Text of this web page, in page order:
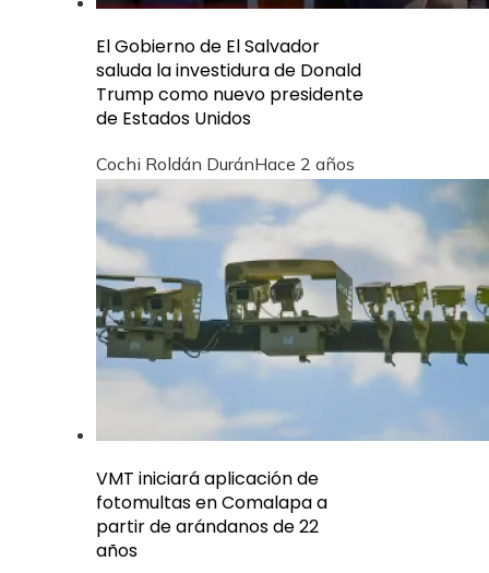
El Gobierno de El Salvador
saluda la investidura de Donald
Trump como nuevo presidente
de Estados Unidos
Cochi Roldán DuránHace 2 años
VMT iniciará aplicación de
fotomultas en Comalapa a
partir de arándanos de 22
años